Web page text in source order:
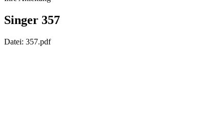
Singer 357
Datei: 357.pdf